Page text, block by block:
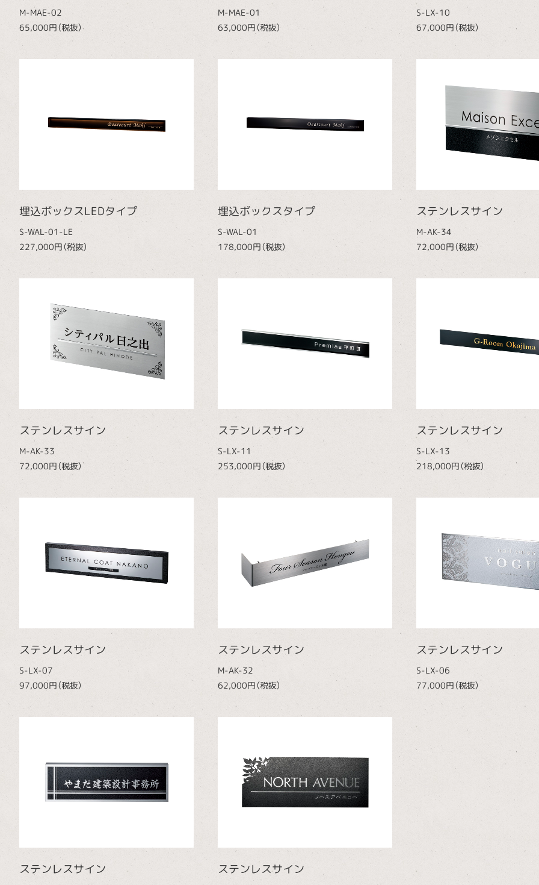
M-MAE-02
65,000円（税抜）
M-MAE-01
63,000円（税抜）
S-LX-10
67,000円（税抜）
埋込ボックスLEDタイプ
S-WAL-01-LE
227,000円（税抜）
埋込ボックスタイプ
S-WAL-01
178,000円（税抜）
ステンレスサイン
M-AK-34
72,000円（税抜）
ステンレスサイン
M-AK-33
72,000円（税抜）
ステンレスサイン
S-LX-11
253,000円（税抜）
ステンレスサイン
S-LX-13
218,000円（税抜）
ステンレスサイン
S-LX-07
97,000円（税抜）
ステンレスサイン
M-AK-32
62,000円（税抜）
ステンレスサイン
S-LX-06
77,000円（税抜）
ステンレスサイン ステンレスサイン